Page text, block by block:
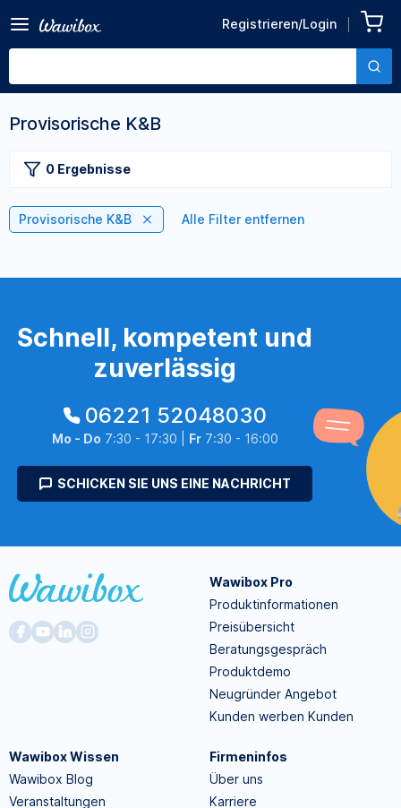
Registrieren/Login
Provisorische K&B
0 Ergebnisse
Provisorische K&B Alle Filter entfernen
Schnell, kompetent und
zuverlässig
06221 52048030
Mo - Do 7:30 - 17:30 | Fr7:30 - 16:00
SCHICKEN SIE UNS EINE NACHRICHT
Wawibox Pro
Produktinformationen
Preisübersicht
Beratungsgespräch
Produktdemo
Neugründer Angebot
Kunden werben Kunden
Wawibox Wissen
Wawibox Blog
Veranstaltungen
Firmeninfos
Über uns
Karriere